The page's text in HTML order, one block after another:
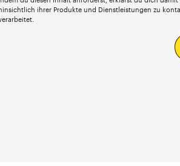
ihrer Produkte und Dienstleistungen zu